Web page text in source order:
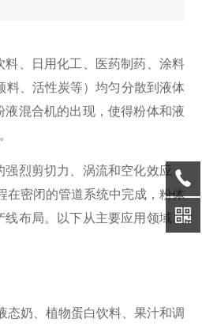
、日用化工、医药制药、涂料
料、活性炭等）均匀分散到液体
混合机的出现，使得粉体和液
烈剪切力、涡流和空化效应，
在密闭的管道系统中完成，粉体
布局。以下从主要应用领域、
奶、植物蛋白饮料、果汁和调